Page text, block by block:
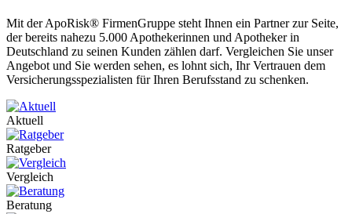
Mit der ApoRisk® FirmenGruppe steht Ihnen ein Partner zur Seite,
der bereits nahezu 5.000 Apothekerinnen und Apotheker in
Deutschland zu seinen Kunden zählen darf. Vergleichen Sie unser
Angebot und Sie werden sehen, es lohnt sich, Ihr Vertrauen dem
Versicherungsspezialisten für Ihren Berufsstand zu schenken.
Aktuell
Ratgeber
Vergleich
Beratung